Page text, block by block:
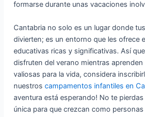
formarse durante unas vacaciones
Cantabria no solo es un lugar donde
divierten; es un entorno que les ofrece
educativas ricas y significativas. Así
disfruten del verano mientras aprenden
valiosas para la vida, considera
nuestros campamentos infantiles en
aventura está esperando! No te
única para que crezcan como